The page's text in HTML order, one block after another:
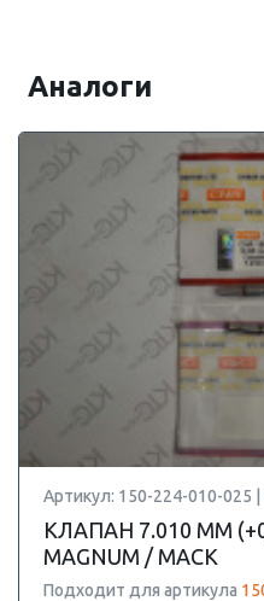
Аналоги
Артикул: 150-224-010-025 |
КЛАПАН 7.010 ММ
MAGNUM / MACK
Подходит для артикула